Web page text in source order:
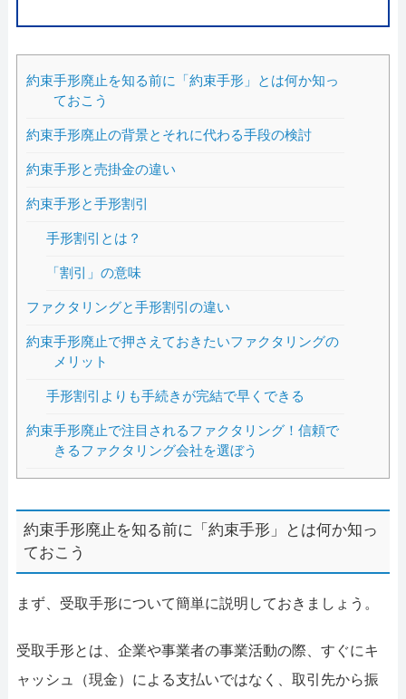
約束手形廃止を知る前に「約束手形」とは何か知っ
ておこう
約束手形廃止の背景とそれに代わる手段の検討
約束手形と売掛金の違い
約束手形と手形割引
手形割引とは？
「割引」の意味
ファクタリングと手形割引の違い
約束手形廃止で押さえておきたいファクタリングの
メリット
手形割引よりも手続きが完結で早くできる
約束手形廃止で注目されるファクタリング！信頼で
きるファクタリング会社を選ぼう
約束手形廃止を知る前に「約束手形」とは何か知っ
ておこう
まず、受取手形について簡単に説明しておきましょう。
受取手形とは、企業や事業者の事業活動の際、すぐにキ
ャッシュ（現金）による支払いではなく、取引先から振